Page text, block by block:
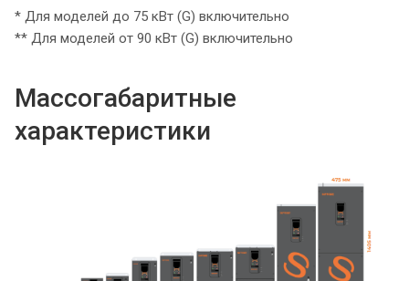
* Для моделей до 75 кВт (G) включительно
** Для моделей от 90 кВт (G) включительно
Массогабаритные
характеристики